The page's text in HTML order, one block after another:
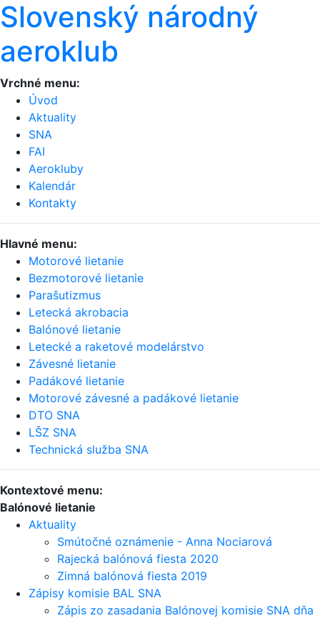
Slovenský národný
aeroklub
Vrchné menu:
Úvod
Aktuality
SNA
FAI
Aerokluby
Kalendár
Kontakty
Hlavné menu:
Motorové lietanie
Bezmotorové lietanie
Parašutizmus
Letecká akrobacia
Balónové lietanie
Letecké a raketové modelárstvo
Závesné lietanie
Padákové lietanie
Motorové závesné a padákové lietanie
DTO SNA
LŠZ SNA
Technická služba SNA
Kontextové menu:
Balónové lietanie
Aktuality
Smútočné oznámenie - Anna Nociarová
Rajecká balónová fiesta 2020
Zimná balónová fiesta 2019
Zápisy komisie BAL SNA
Zápis zo zasadania Balónovej komisie SNA dňa